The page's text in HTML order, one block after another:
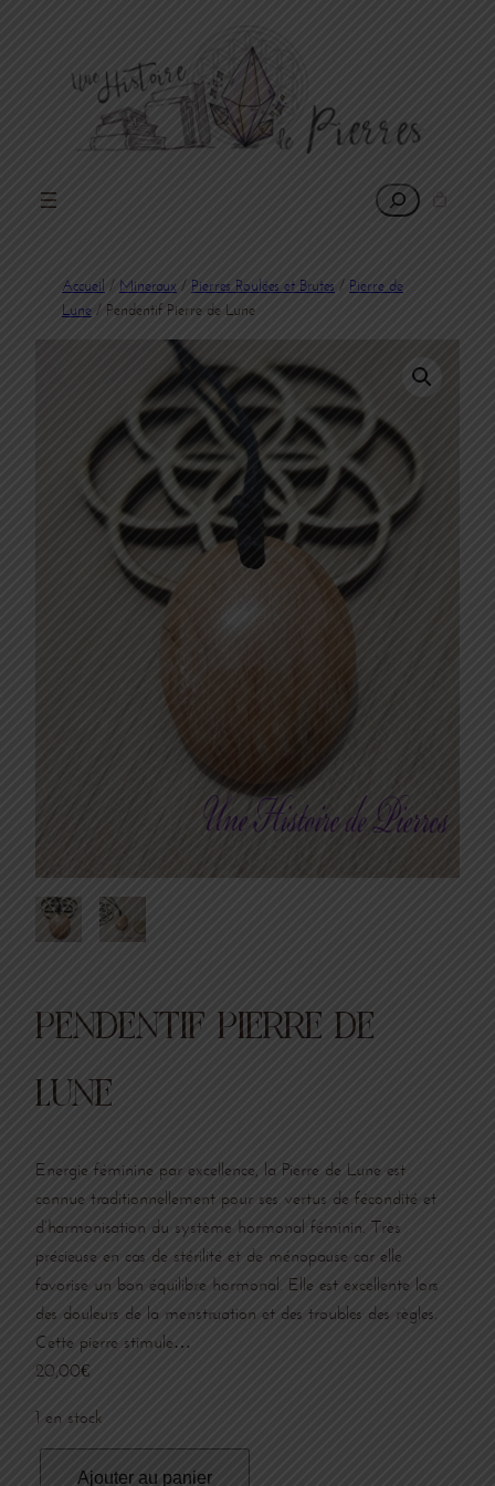
Rechercher
Accueil / Mineraux / Pierres Roulées et Brutes / Pierre de
Lune / Pendentif Pierre de Lune
PENDENTIF PIERRE DE
LUNE
Energie féminine par excellence, la Pierre de Lune est
connue traditionnellement pour ses vertus de fécondité et
d’harmonisation du système hormonal féminin. Très
précieuse en cas de stérilité et de ménopause car elle
favorise un bon équilibre hormonal. Elle est excellente lors
des douleurs de la menstruation et des troubles des règles.
Cette pierre stimule…
20,00€
1 en stock
Ajouter au panier